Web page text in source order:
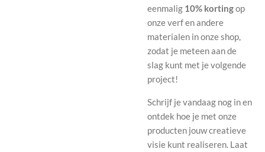
eenmalig 10% kortingop
onze verf en andere
materialen in onze shop,
zodat je meteen aan de
slag kunt met je volgende
project!
Schrijf je vandaag nog in en
ontdek hoe je met onze
producten jouw creatieve
visie kunt realiseren. Laat